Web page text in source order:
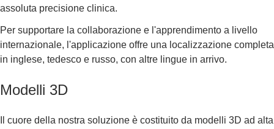
assoluta precisione clinica.
Per supportare la collaborazione e l'apprendimento a livello
internazionale, l'applicazione offre una localizzazione completa
in inglese, tedesco e russo, con altre lingue in arrivo.
Modelli 3D
Il cuore della nostra soluzione è costituito da modelli 3D ad alta